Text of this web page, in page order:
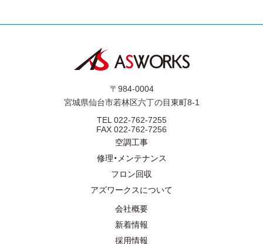
〒984-0004
宮城県仙台市若林区六丁の目東町8-1
TEL 022-762-7255
FAX 022-762-7256
空調工事
修理・メンテナンス
フロン回収
アズワークスについて
会社概要
新着情報
採用情報